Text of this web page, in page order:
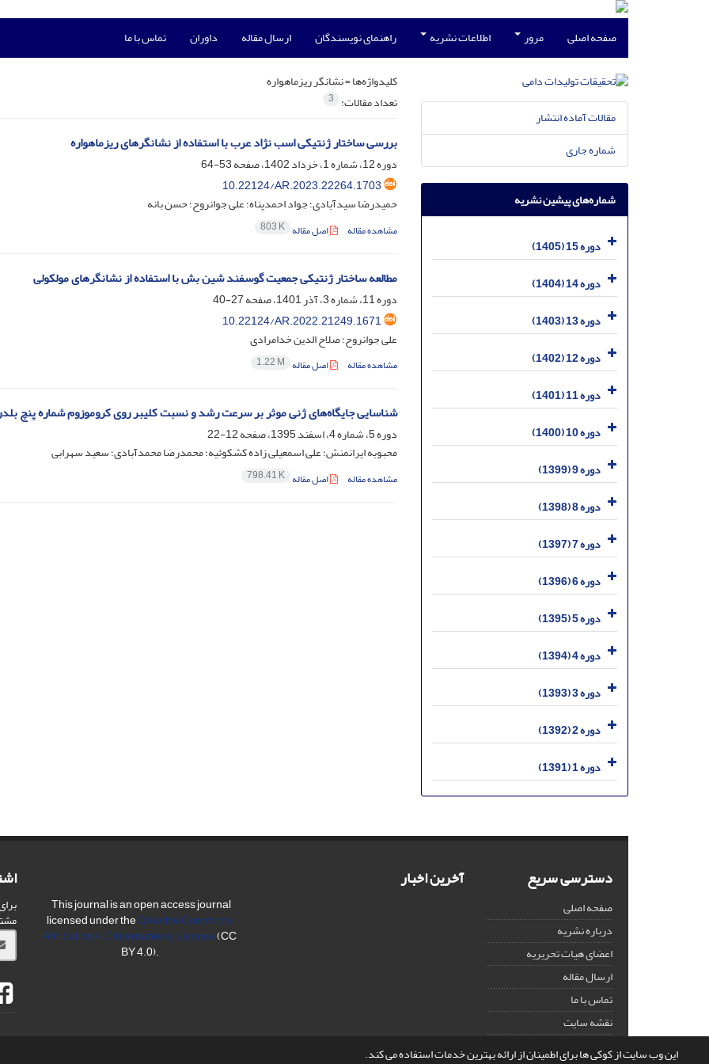
این وب سایت از کوکی ها برای اطمینان از ارائه بهترین خدمات استفاده می کند.
صفحه اصلی مرور اطلاعات نشریه راهنمای نویسندگان ارسال مقاله داوران تماس با ما
کلیدواژه‌ها =نشانگر ریزماهواره
تعداد مقالات: 3
بررسی ساختار ژنتیکی اسب نژاد عرب با استفاده از نشانگرهای ریزماهواره
دوره 12، شماره 1، خرداد 1402، صفحه
53-64
10.22124/AR.2023.22264.1703
حمیدرضا سیدآبادی؛ جواد احمدپناه؛ علی جوانروح؛ حسن بانه
مشاهده مقاله اصل مقاله 803 K
مطالعه ساختار ژنتیکی جمعیت گوسفند شین بش با استفاده از نشانگرهای مولکولی
دوره 11، شماره 3، آذر 1401، صفحه
27-40
10.22124/AR.2022.21249.1671
علی جوانروح؛ صلاح الدین خدامرادی
مشاهده مقاله اصل مقاله 1.22 M
شناسایی جایگاه‌های ژنی موثر بر سرعت رشد و نسبت کلیبر روی کروموزوم شماره پنچ
دوره 5، شماره 4، اسفند 1395، صفحه
12-22
محبوبه ایرانمنش؛ علی اسمعیلی زاده کشکوئیه؛ محمدرضا محمدآبادی؛ سعید سهرابی
مشاهده مقاله اصل مقاله 798.41 K
مقالات آماده انتشار
شماره جاری
شماره‌های پیشین نشریه
دوره 15 (1405)
دوره 14 (1404)
دوره 13 (1403)
دوره 12 (1402)
دوره 11 (1401)
دوره 10 (1400)
دوره 9 (1399)
دوره 8 (1398)
دوره 7 (1397)
دوره 6 (1396)
دوره 5 (1395)
دوره 4 (1394)
دوره 3 (1393)
دوره 2 (1392)
دوره 1 (1391)
دسترسی سریع
صفحه اصلی
درباره نشریه
اعضای هیات تحریریه
ارسال مقاله
تماس با ما
نقشه سایت
آخرین اخبار
This journal is an open access journal
licensed under theCreative Commons
Attribution 4.0 International License(CC
BY 4.0).